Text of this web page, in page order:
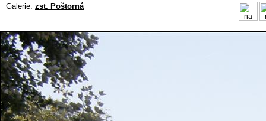
Galerie: zst. Poštorná